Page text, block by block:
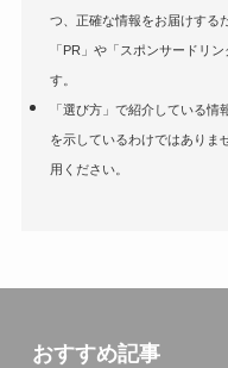
つ、正確な情報をお届けする
「PR」や「スポンサードリ
す。
「選び方」で紹介している
を示しているわけではありま
用ください。
おすすめ記事